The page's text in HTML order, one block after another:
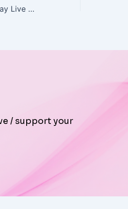
The Ultimate Guide to Play Live Roulette Australia for Professionals
/ support your